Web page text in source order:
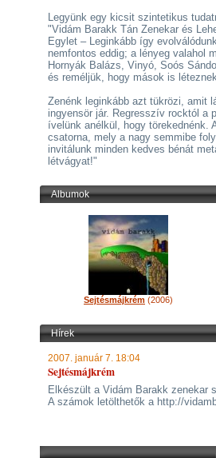
Legyünk egy kicsit szintetikus
"Vidám Barakk Tán Zenekar és
Egylet – Leginkább így
nemfontos eddig; a lényeg valahol
Hornyák Balázs, Vinyó, Soós
és reméljük, hogy mások is
Zenénk leginkább azt tükrözi, amit
ingyensör jár. Regresszív rocktól a
ívelünk anélkül, hogy törekednénk.
csatorna, mely a nagy semmibe
invitálunk minden kedves bénát
létvágyat!"
Albumok
Sejtésmájkrém (2006)
Hírek
2007. január 7. 18:04
Sejtésmájkrém
Elkészült a Vidám Barakk zenekar
A számok letölthetők a http://